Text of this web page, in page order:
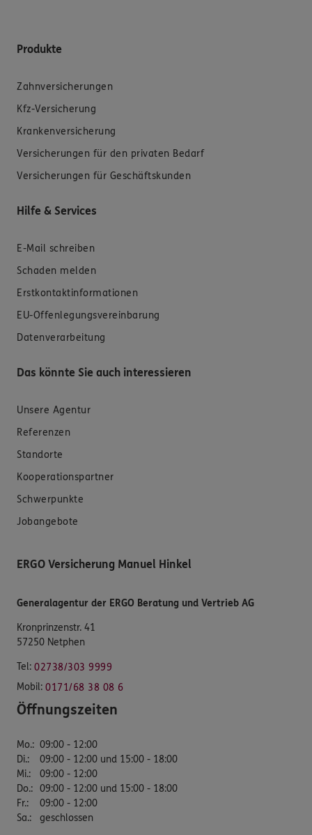
Produkte
Zahnversicherungen
Kfz-Versicherung
Krankenversicherung
Versicherungen für den privaten Bedarf
Versicherungen für Geschäftskunden
Hilfe & Services
E-Mail schreiben
Schaden melden
Erstkontaktinformationen
EU-Offenlegungsvereinbarung
Datenverarbeitung
Das könnte Sie auch interessieren
Unsere Agentur
Referenzen
Standorte
Kooperationspartner
Schwerpunkte
Jobangebote
ERGO Versicherung Manuel Hinkel
Generalagentur der ERGO Beratung und Vertrieb AG
Kronprinzenstr. 41
57250 Netphen
Tel: 02738/303 9999
Mobil: 0171/68 38 08 6
Öffnungszeiten
Mo.: 09:00 - 12:00
Di.:
09:00 - 12:00 und 15:00 - 18:00
Mi.:
09:00 - 12:00
Do.: 09:00 - 12:00 und 15:00 - 18:00
Fr.:
09:00 - 12:00
Sa.: geschlossen